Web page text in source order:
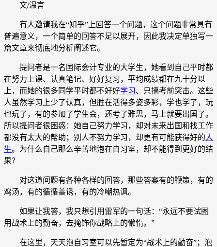
文/温言
有人邀请我在“知乎”上回答一个问题，这个问题非常具有
普遍意义，一个简单的回答不足以展开，因此我决定单独写一
篇文章来彻底地分析阐述它。
提问者是一名国际会计专业的大学生，她看到自己平时都
在努力上课、认真笔记、好好复习，平均成绩都在九十分以
上，而她的很多同学平时都不好好学习、只搞考前突击。这些
人虽然学习上少了认真，但胜在活得多姿多彩，学也学了，玩
也玩了，有的参加了学生会，还考了雅思，马上就要出国了。
所以提问者很困惑：她自己努力学习，却对未来出国和找工作
都没有太大的帮助；别人不努力学习，却更有可能获得好的人
生。为什么自己那么辛苦地泡在自习室，却不能得到更好的结
果？
对这道问题有各种各样的回答，那些答案有的鞭策，有的
鸡汤，有的循循善诱，有的冷嘲热讽。
如果让我答，我只想引用雷军的一句话：“永远不要试图
用战术上的勤奋，去掩饰你战略上的懒惰。”
在这里，天天泡自习室可以先暂定为“战术上的勤奋”；泡